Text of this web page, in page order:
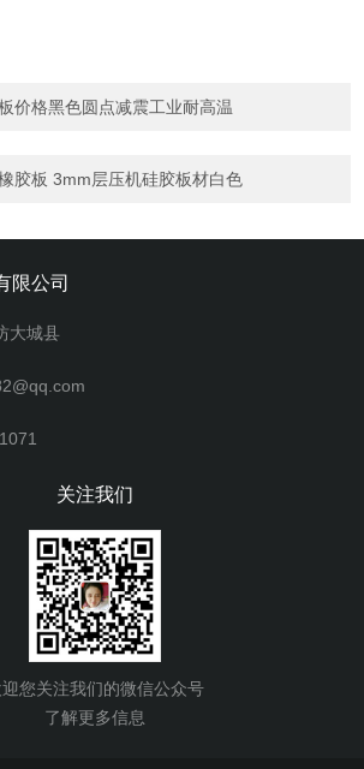
价格黑色圆点减震工业耐高温
胶板 3mm层压机硅胶板材白色
限公司
大城县
关注我们
您关注我们的微信公众号
了解更多信息